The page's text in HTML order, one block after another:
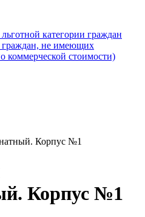
категории граждан
граждан, не имеющих
стоимости)
Корпус №1
Корпус №1